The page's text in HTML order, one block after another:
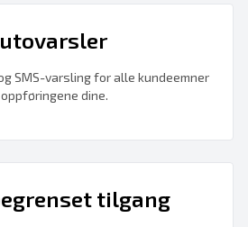
SMS-varsling for alle kundeemner
dine.
tilgang